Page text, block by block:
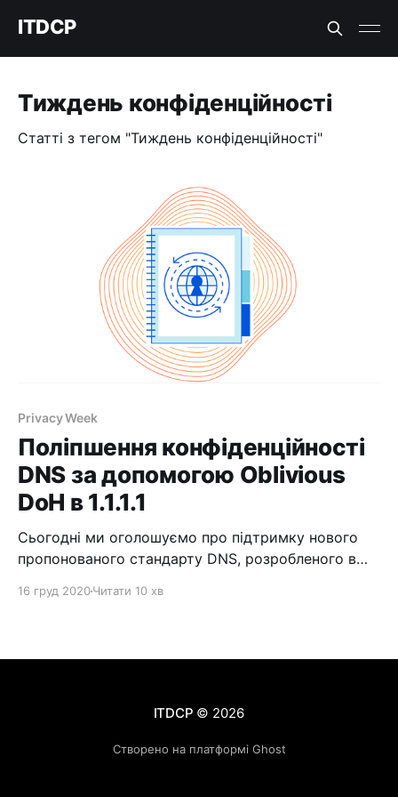
ITDCP
Тиждень конфіденційності
Статті з тегом "Тиждень конфіденційності"
Privacy Week
Поліпшення конфіденційності
DNS за допомогою Oblivious
DoH в 1.1.1.1
Сьогодні ми оголошуємо про підтримку нового
пропонованого стандарту DNS, розробленого в
Fastly, який відокремлює IP-адреси від запитів, так
16 груд 2020Читати 10 хв
ITDCP © 2026
Створено на платформі Ghost